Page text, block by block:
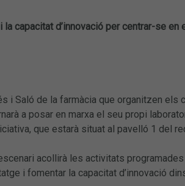
capacitat d’innovació per centrar-se
i Saló de la farmàcia que organitzen els
a posar en marxa el seu propi
que estarà situat al pavelló 1 del
acollirà les activitats
i fomentar la capacitat d’innovació